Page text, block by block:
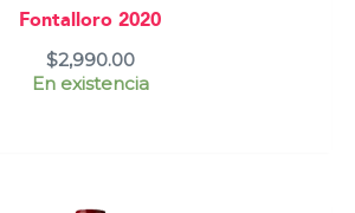
Fontalloro 2020
$2,990.00
En existencia